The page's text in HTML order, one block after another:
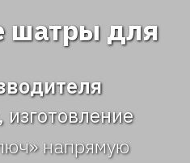
шатры для
напрямую